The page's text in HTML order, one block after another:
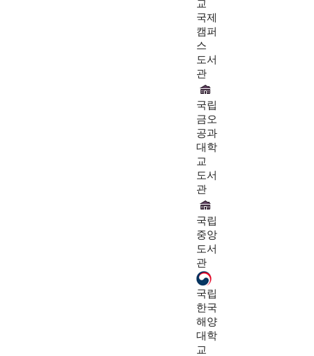
교
국제
캠퍼
스
도서
관
국립
금오
공과
대학
교
도서
관
국립
중앙
도서
관
국립
한국
해양
대학
교